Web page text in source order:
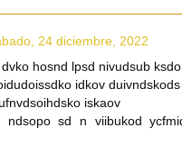
24 diciembre, 2022
hosnd lpsd nivudsub
idkov
iskaov
ndsopo sd n viibukod